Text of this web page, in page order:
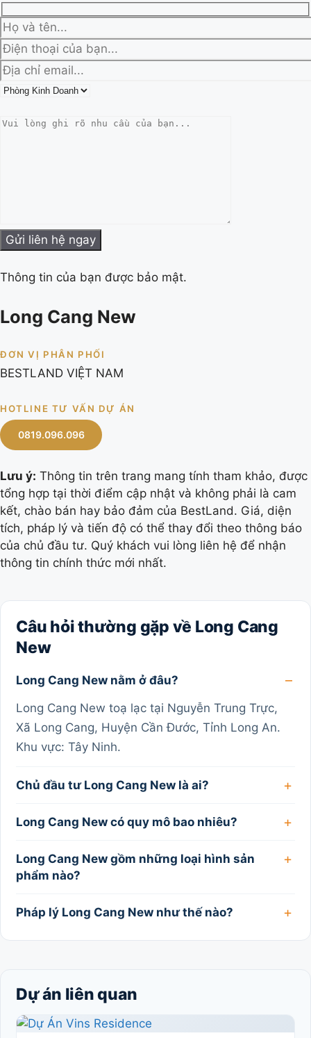
Thông tin của bạn được bảo mật.
Long Cang New
ĐƠN VỊ PHÂN PHỐI
BESTLAND VIỆT NAM
HOTLINE TƯ VẤN DỰ ÁN
0819.096.096
Lưu ý: Thông tin trên trang mang tính tham khảo, được
tổng hợp tại thời điểm cập nhật và không phải là cam
kết, chào bán hay bảo đảm của BestLand. Giá, diện
tích, pháp lý và tiến độ có thể thay đổi theo thông báo
của chủ đầu tư. Quý khách vui lòng liên hệ để nhận
thông tin chính thức mới nhất.
Câu hỏi thường gặp về Long Cang
New
Long Cang New nằm ở đâu?
Long Cang New toạ lạc tại Nguyễn Trung Trực,
Xã Long Cang, Huyện Cần Đước, Tỉnh Long An.
Khu vực: Tây Ninh.
Chủ đầu tư Long Cang New là ai?
Long Cang New có quy mô bao nhiêu?
Long Cang New gồm những loại hình sản
phẩm nào?
Pháp lý Long Cang New như thế nào?
Dự án liên quan